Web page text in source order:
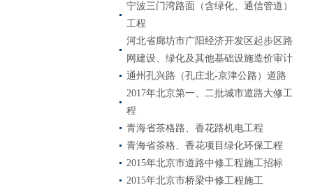
宁波三门湾路面（含绿化、通信管道）
工程
河北省廊坊市广阳经济开发区起步区路
网建设、绿化及其他基础设施造价审计
通州孔兴路（孔庄北-京津公路）道路
2017年北京第一、二批城市道路大修工
程
青海省茶格路、香花路机电工程
青海省茶格、香花项目绿化环保工程
2015年北京市道路中修工程施工招标
2015年北京市桥梁中修工程施工